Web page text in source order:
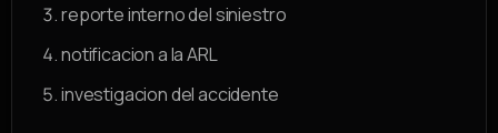
reporte interno del siniestro
notificacion a la ARL
investigacion del accidente